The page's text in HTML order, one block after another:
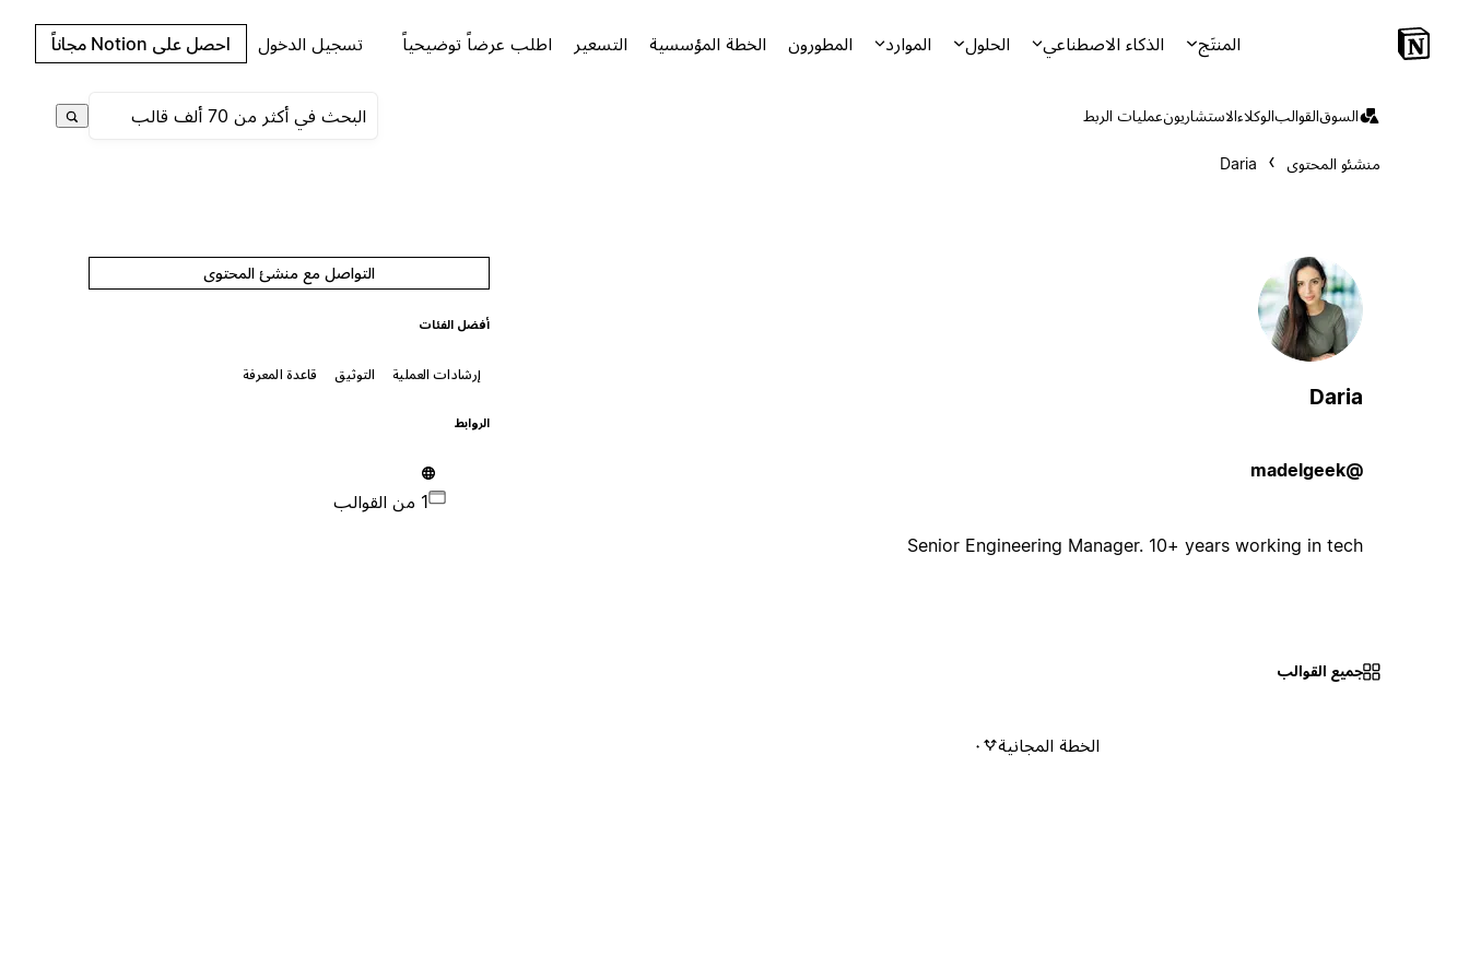
المنتَج الذكاء الاصطناعي الحلول الموارد المطورون الخطة المؤسسية التسعير اطلب عرضاً توضيحياً تسجيل الدخول احصل على Notion مجاناً
السوقالقوالبالوكلاءالاستشاريونعمليات الربط
منشئو المحتوى Daria
Daria
@madelgeek
Senior Engineering Manager. 10+ years working in tech
التواصل مع منشئ المحتوى
أفضل الفئات
إرشادات العملية التوثيق قاعدة المعرفة
الروابط
1 من القوالب
جميع القوالب
الخطة المجانية ٠